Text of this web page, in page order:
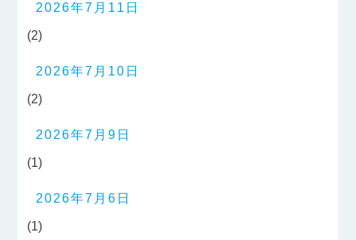
2026年7月11日
(2)
2026年7月10日
(2)
2026年7月9日
(1)
2026年7月6日
(1)